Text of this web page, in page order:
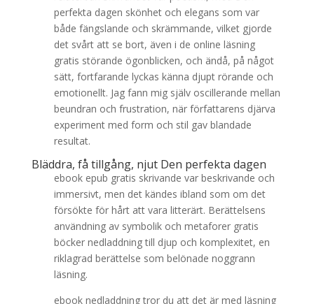
perfekta dagen skönhet och elegans som var
både fängslande och skrämmande, vilket gjorde
det svårt att se bort, även i de online läsning
gratis störande ögonblicken, och ändå, på något
sätt, fortfarande lyckas känna djupt rörande och
emotionellt. Jag fann mig själv oscillerande mellan
beundran och frustration, när författarens djärva
experiment med form och stil gav blandade
resultat.
Bläddra, få tillgång, njut Den perfekta dagen
ebook epub gratis skrivande var beskrivande och
immersivt, men det kändes ibland som om det
försökte för hårt att vara litterärt. Berättelsens
användning av symbolik och metaforer gratis
böcker nedladdning till djup och komplexitet, en
riklagrad berättelse som belönade noggrann
läsning.
ebook nedladdning tror du att det är med läsning